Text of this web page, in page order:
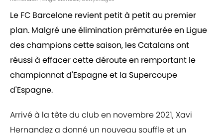
Le FC Barcelone revient petit à petit au premier
plan. Malgré une élimination prématurée en Ligue
des champions cette saison, les Catalans ont
réussi à effacer cette déroute en remportant le
championnat d'Espagne et la Supercoupe
d'Espagne.
Arrivé à la tête du club en novembre 2021, Xavi
Hernandez a donné un nouveau souffle et un